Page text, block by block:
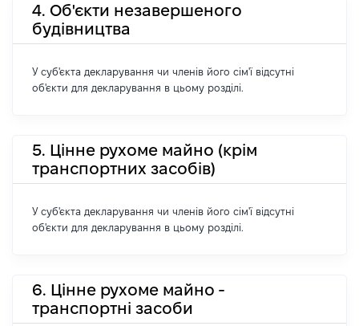
4. Об'єкти незавершеного
будівництва
У суб'єкта декларування чи членів його сім'ї відсутні
об'єкти для декларування в цьому розділі.
5. Цінне рухоме майно (крім
транспортних засобів)
У суб'єкта декларування чи членів його сім'ї відсутні
об'єкти для декларування в цьому розділі.
6. Цінне рухоме майно -
транспортні засоби